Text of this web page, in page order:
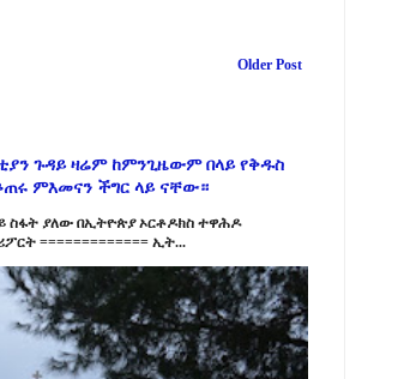
Older Post
ጉዳይ ዛሬም ከምንጊዜውም በላይ የቅዱስ
ምእመናን ችግር ላይ ናቸው።
ስፋት ያለው በኢትዮጵያ ኦርቶዶክስ ተዋሕዶ
============= ኢት...